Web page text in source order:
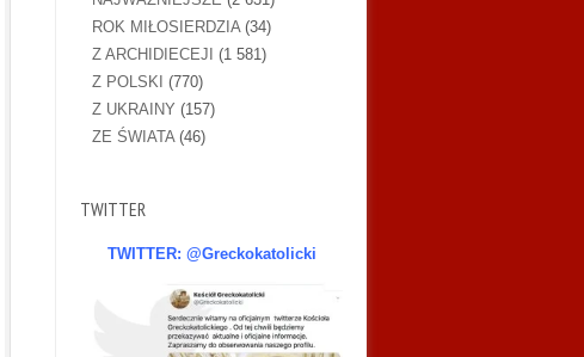
ROK MIŁOSIERDZIA(34)
Z ARCHIDIECEJI (1 581)
Z POLSKI (770)
Z UKRAINY (157)
ZE ŚWIATA(46)
TWITTER
TWITTER: @Greckokatolicki